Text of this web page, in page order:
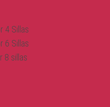
4 Sillas
6 Sillas
8 sillas